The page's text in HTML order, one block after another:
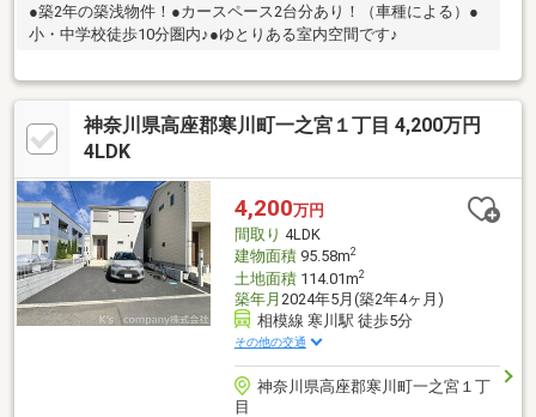
●築2年の築浅物件！●カースペース2台分あり！（車種による）●
小・中学校徒歩10分圏内♪●ゆとりある室内空間です♪
神奈川県高座郡寒川町一之宮１丁目 4,200万円
4LDK
4,200万円
間取り 4LDK
建物面積95.58m2
土地面積114.01m2
築年月 2024年5月(築2年4ヶ月)
相模線 寒川駅 徒歩5分
その他の交通
神奈川県高座郡寒川町一之宮１丁
目